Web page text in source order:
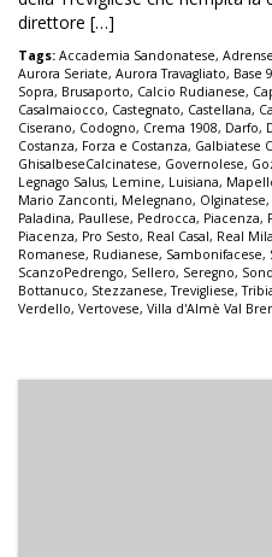
direttore […]
Tags: Accademia Sandonatese, Adrense
Aurora Seriate, Aurora Travagliato, Base
Sopra, Brusaporto, Calcio Rudianese,
Casalmaiocco, Castegnato, Castellana,
Ciserano, Codogno, Crema 1908, Darfo,
Costanza, Forza e Costanza, Galbiatese
GhisalbeseCalcinatese, Governolese,
Legnago Salus, Lemine, Luisiana,
Mario Zanconti, Melegnano, Olginatese,
Paladina, Paullese, Pedrocca, Piacenza,
Piacenza, Pro Sesto, Real Casal, Real
Romanese, Rudianese, Sambonifacese,
ScanzoPedrengo, Sellero, Seregno,
Bottanuco, Stezzanese,Trevigliese,
Verdello, Vertovese, Villa d'Almè Val